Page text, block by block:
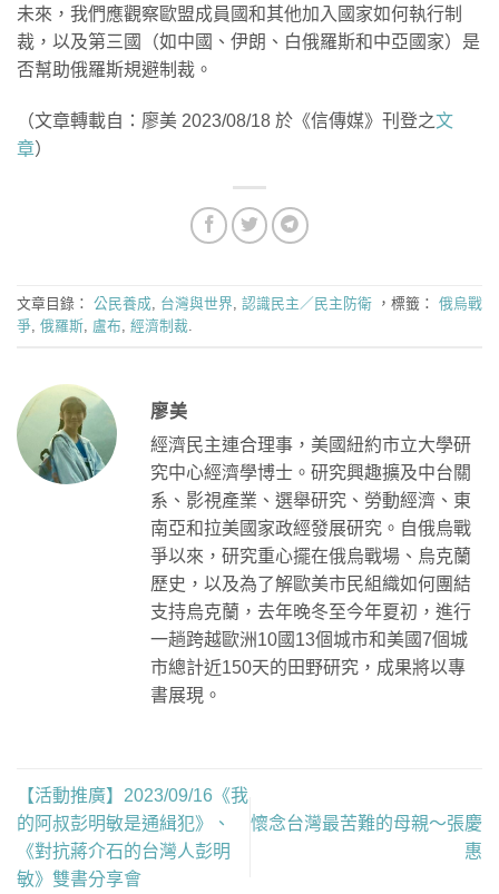
未來，我們應觀察歐盟成員國和其他加入國家如何執行制
裁，以及第三國（如中國、伊朗、白俄羅斯和中亞國家）是
否幫助俄羅斯規避制裁。
（文章轉載自：廖美 2023/08/18 於《信傳媒》刊登之文
章）
文章目錄： 公民養成, 台灣與世界, 認識民主／民主防衛 ，標籤： 俄烏戰
爭, 俄羅斯, 盧布, 經濟制裁.
廖美
經濟民主連合理事，美國紐約市立大學研
究中心經濟學博士。研究興趣擴及中台關
系、影視產業、選舉研究、勞動經濟、東
南亞和拉美國家政經發展研究。自俄烏戰
爭以來，研究重心擺在俄烏戰場、烏克蘭
歷史，以及為了解歐美市民組織如何團結
支持烏克蘭，去年晚冬至今年夏初，進行
一趟跨越歐洲10國13個城市和美國7個城
市總計近150天的田野研究，成果將以專
書展現。
【活動推廣】2023/09/16《我
的阿叔彭明敏是通緝犯》、
《對抗蔣介石的台灣人彭明
敏》雙書分享會
懷念台灣最苦難的母親〜張慶
惠